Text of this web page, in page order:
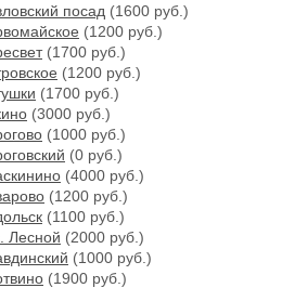
посад (1600 руб.)
(1200 руб.)
(1700 руб.)
(1200 руб.)
(1700 руб.)
(3000 руб.)
(1000 руб.)
(0 руб.)
(4000 руб.)
(1200 руб.)
(1100 руб.)
Лесной (2000 руб.)
(1000 руб.)
(1900 руб.)